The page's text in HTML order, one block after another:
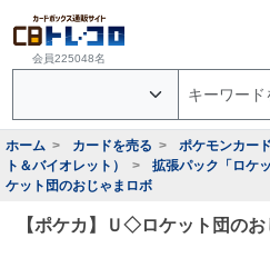
会員225048名
ホーム カードを売る ポケモンカー
ト＆バイオレット）
拡張パック「ロケ
ケット団のおじゃまロボ
【ポケカ】Ｕ◇ロケット団の